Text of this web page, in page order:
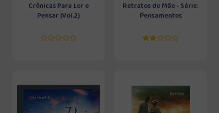
Crônicas Para Ler e
Pensar (Vol.2)
Retratos de Mãe - Série:
Pensamentos